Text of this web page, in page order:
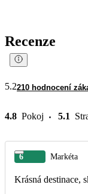
Recenze
5.2210 hodnocení
4.8 Pokoj 5.1
6 Markéta
Krásná destinace,